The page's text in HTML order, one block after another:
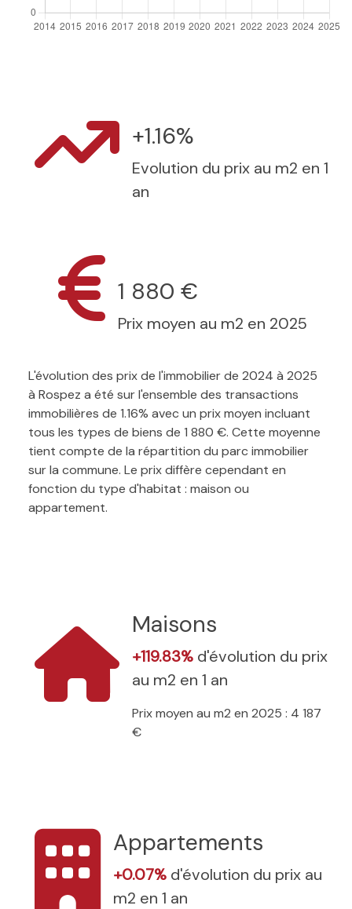
+1.16%
Evolution du prix au m2 en 1
an
1 880 €
Prix moyen au m2 en 2025
L'évolution des prix de l'immobilier de 2024 à 2025
à Rospez a été sur l'ensemble des transactions
immobilières de 1.16% avec un prix moyen incluant
tous les types de biens de 1 880 €. Cette moyenne
tient compte de la répartition du parc immobilier
sur la commune. Le prix diffère cependant en
fonction du type d'habitat : maison ou
appartement.
Maisons
+119.83% d'évolution du prix
au m2 en 1 an
Prix moyen au m2 en 2025 : 4 187
€
Appartements
+0.07% d'évolution du prix au
m2 en 1 an